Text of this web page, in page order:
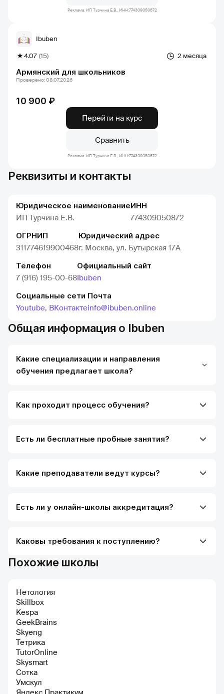
Реклама. ИП Турчина Е.В., ИНН:774309050872
Армянский для школьников
2 месяца
4.07 (15)
Ibuben
10 900 ₽
Проверено: 08.07.2026
Перейти на курс
Сравнить
Реклама. ИП Турчина Е.В., ИНН:774309050872
Реквизиты и контакты
Юридическое наименование
ИП Турчина Е.В.
ИНН
774309050872
ОГРНИП
311774619900468
Юридический адрес
г. Москва, ул. Бутырская 17А
Телефон
7 (916) 195-00-68
Официальный сайт
Ibuben
Социальные сети
Youtube, ВКонтакте
Почта
info@ibuben.online
Общая информация о Ibuben
Какие специализации и направления
обучения предлагает школа?
Как проходит процесс обучения?
Есть ли бесплатные пробные занятия?
Какие преподаватели ведут курсы?
Есть ли у онлайн-школы аккредитация?
Каковы требования к поступлению?
Похожие школы
Нетология
Skillbox
Kespa
GeekBrains
Skyeng
Тетрика
TutorOnline
Skysmart
Сотка
Умскул